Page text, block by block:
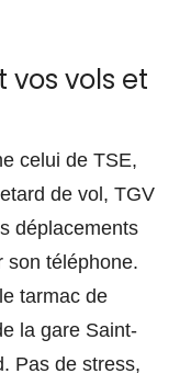
vols et
celui de TSE,
de vol, TGV
déplacements
son téléphone.
tarmac de
la gare Saint-
Pas de stress,